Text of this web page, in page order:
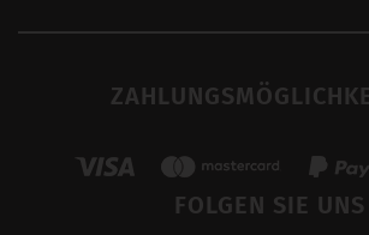
FOLGEN SIE UNS